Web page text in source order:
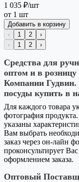
1 035 ₽/шт
от 1 шт
Добавить в корзину
‹
1 2
›
‹
1 2 ›
Средства для
оптом и в
Компании
посуды купить в
Для каждого товара
фотография
указаны
Вам выбрать
заказ через он-лайн
проконсультирует
оформлением заказа.
Оптовый